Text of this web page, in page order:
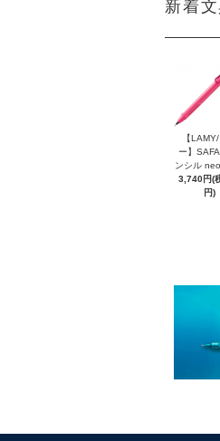
新着
【LAMY/
ー】
ンシル
3,740円(
円)